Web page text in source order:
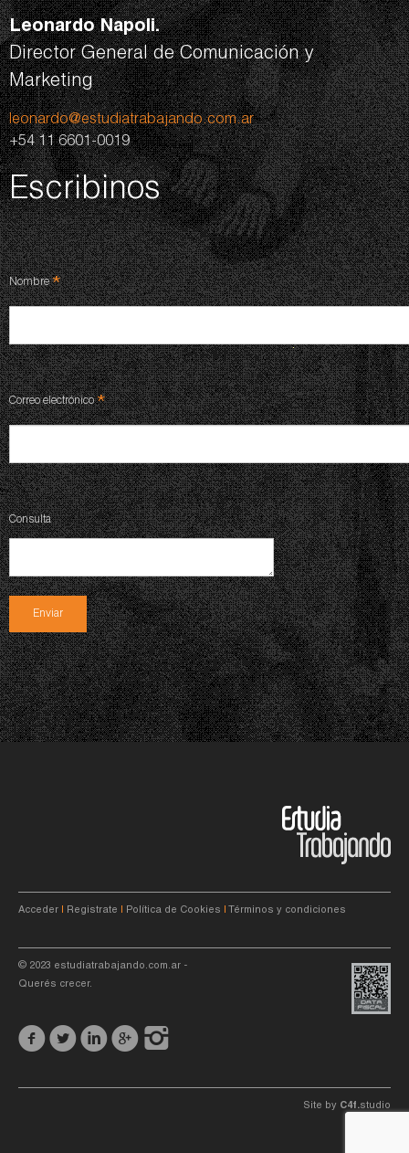
Leonardo Napoli.
Director General de Comunicación y
Marketing
leonardo@estudiatrabajando.com.ar
+54 11 6601-0019
Escribinos
Nombre*
Correo electrónico*
Consulta
Acceder Registrate Política de Cookies Términos y condiciones
© 2023 estudiatrabajando.com.ar -
Querés crecer.
Site by C4f.studio